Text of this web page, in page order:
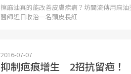
擦麻油真的能改善皮膚疾病？坊間流傳用麻
醫師近日收治一名頭皮長紅
2016-07-07
抑制疤痕增生 2招抗留疤！